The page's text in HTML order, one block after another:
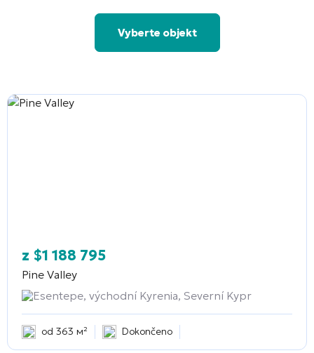
Vyberte objekt
z $1 188 795
Pine Valley
Esentepe, východní Kyrenia, Severní Kypr
od 363 м² Dokončeno